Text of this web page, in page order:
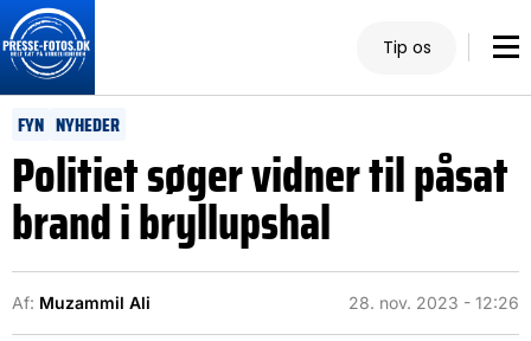
Tip os
FYN NYHEDER
Politiet søger vidner til påsat
brand i bryllupshal
Af: Muzammil Ali 28. nov. 2023 - 12:26